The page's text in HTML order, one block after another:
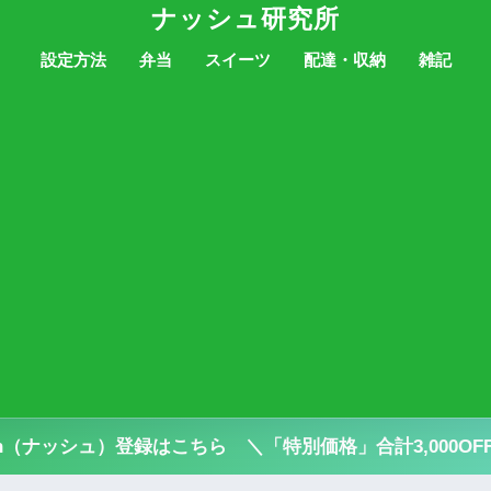
ナッシュ研究所
設定方法 弁当 スイーツ 配達・収納 雑記
ナッシュ）登録はこちら ＼「特別価格」合計